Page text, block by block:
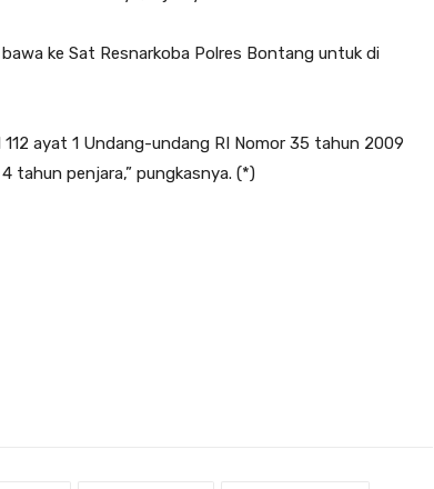
ke Sat Resnarkoba Polres Bontang untuk di
ayat 1 Undang-undang RI Nomor 35 tahun 2009
tahun penjara,” pungkasnya. (*)